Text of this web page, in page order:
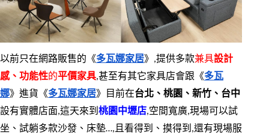
以前只在網路販售的《多瓦娜家居》,提供多款兼具設計
感、功能性的平價家具,甚至有其它家具店會跟《多瓦
娜》進貨《多瓦娜家居》目前在台北、桃園、新竹、台中
設有實體店面,這天來到 桃園中壢店,空間寬廣,現場可以試
坐、試躺多款沙發、床墊…,且看得到、摸得到,還有現場服